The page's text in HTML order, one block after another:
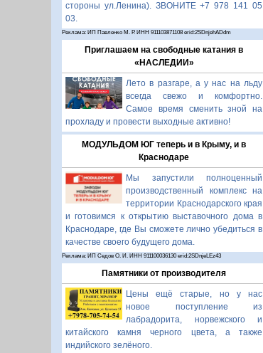
стороны ул.Ленина). ЗВОНИТЕ +7 978 141 05
03.
Реклама: ИП Павленко М. Р. ИНН 911103871108 erid:2SDnjehADdm
Приглашаем на свободные катания в
«НАСЛЕДИИ»
Лето в разгаре, а у нас на льду
всегда свежо и комфортно.
Самое время сменить зной на
прохладу и провести выходные активно!
МОДУЛЬДОМ ЮГ теперь и в Крыму, и в
Краснодаре
Мы запустили полноценный
производственный комплекс на
территории Краснодарского края
и готовимся к открытию выставочного дома в
Краснодаре, где Вы сможете лично убедиться в
качестве своего будущего дома.
Реклама: ИП Седов О. И. ИНН 911100036130 erid:2SDnjeLEz43
Памятники от производителя
Цены ещё старые, но у нас
новое поступление из
лабрадорита, норвежского и
китайского камня черного цвета, а также
индийского зелёного.